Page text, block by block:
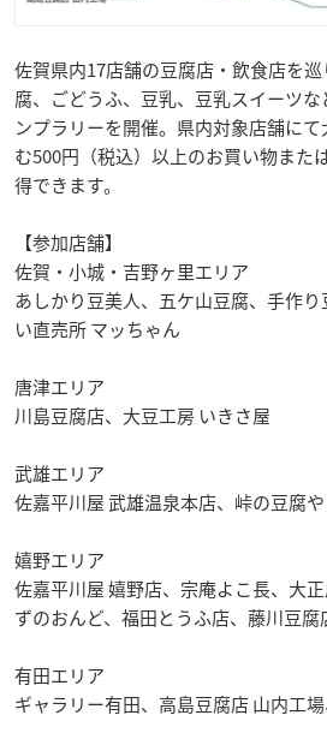
佐賀県内17店舗の豆腐店・飲食店を
腐、ごどうふ、豆乳、豆乳スイーツ
ンプラリーを開催。県内対象店舗に
む500円（税込）以上のお買い物また
得できます。
【参加店舗】
佐賀・小城・吉野ヶ里エリア
あしかり豆美人、五ケ山豆腐、手作
い直売所 マッちゃん
唐津エリア
川島豆腐店、大豆工房 いきさ屋
武雄エリア
佐嘉平川屋 武雄温泉本店、峠の豆腐
嬉野エリア
佐嘉平川屋 嬉野店、宗庵よこ長、大
ずのおんど、福田とうふ店、藤川豆腐
有田エリア
ギャラリー有田、高島豆腐店 山内工